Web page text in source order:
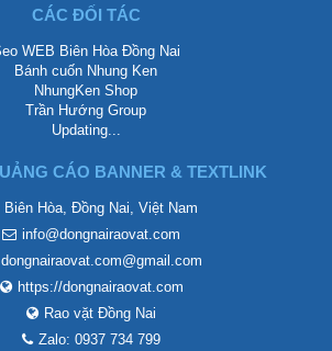
CÁC ĐỐI TÁC
WEB Biên Hòa Đồng Nai
Bánh cuốn Nhung Ken
NhungKen Shop
Trần Hướng Group
Updating...
CÁO BANNER & TEXTLINK
Biên Hòa, Đồng Nai, Việt Nam
info@dongnairaovat.com
dongnairaovat.com@gmail.com
https://dongnairaovat.com
Rao vặt Đồng Nai
Zalo: 0937 734 799